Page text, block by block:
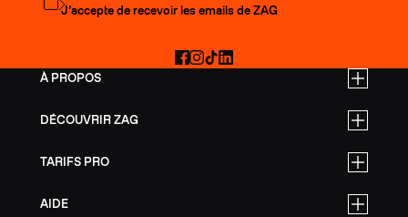
À PROPOS
DÉCOUVRIR ZAG
TARIFS PRO
AIDE
S'abonner à la newsletter
J’accepte de recevoir les emails de ZAG
Facebook
Instagram
TikTokLinkedIn